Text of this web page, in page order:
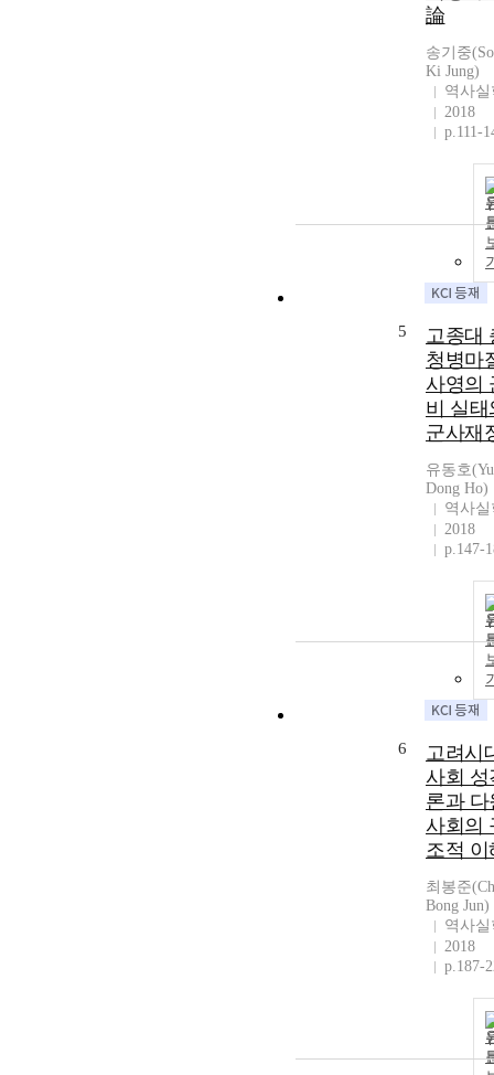
論
송기중
Ki Jung)
역사
2018
p.111-
5
고종대
청병마
사영의
비 실태
군사재
유동호
Dong Ho)
역사
2018
p.147-
6
고려시
사회 성
론과 다
사회의
조적 이
최봉준
Bong Jun)
역사
2018
p.187-